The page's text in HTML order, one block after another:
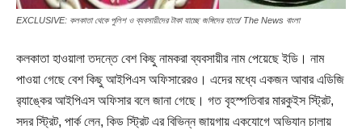
EXCLUSIVE: কলকাতা থেকে পুলিশ ও ব্যবসায়ীদের টাকা যাচ্ছে জঙ্গিদের হাতে/ The News বাংলা
কলকাতা হাওয়ালা তদন্তে বেশ কিছু নামকরা ব্যবসায়ীর নাম পেয়েছে ইডি। নাম
পাওয়া গেছে বেশ কিছু আইপিএস অফিসারেরও। এদের মধ্যে একজন আবার এডিজি
র‍্যাঙ্কের আইপিএস অফিসার বলে জানা গেছে। গত বৃহস্পতিবার মারকুইস স্ট্রিট,
সদর স্ট্রিট, পার্ক লেন, কিড স্ট্রিট এর বিভিন্ন জায়গায় একযোগে অভিযান চালায়